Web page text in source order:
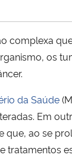
complexa
os
da Saúde
Em
ao se
tratamentos